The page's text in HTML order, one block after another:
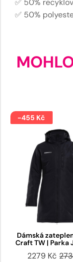
✅ 50%
-455 Kč
Dámská
Craft TW | Parka
2279 Kč